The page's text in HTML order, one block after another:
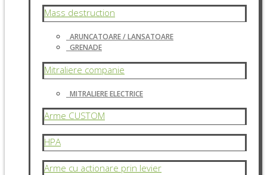
Mass destruction
ARUNCATOARE / LANSATOARE
GRENADE
Mitraliere companie
MITRALIERE ELECTRICE
Arme CUSTOM
HPA
Arme cu actionare prin levier